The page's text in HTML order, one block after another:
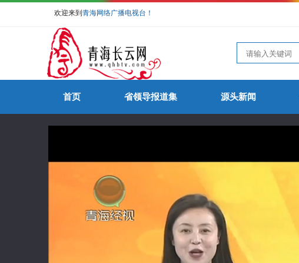
欢迎来到 青海网络广播电视台！
首页 省领导报道集 源头新闻